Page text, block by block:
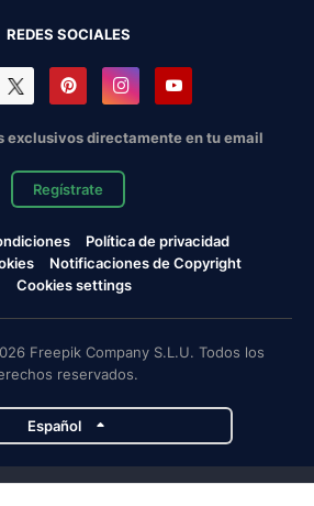
REDES SOCIALES
exclusivos directamente en tu email
Regístrate
Política de privacidad
Notificaciones de Copyright
Cookies settings
Freepik Company S.L.U. Todos los
reservados.
Español